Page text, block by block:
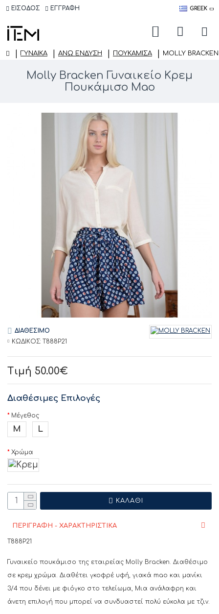
ΕΙΣΟΔΟΣ ΕΓΓΡΑΦΗ GREEK
ΓΥΝΑΙΚΑ ΆΝΩ ΈΝΔΥΣΗ ΠΟΥΚΆΜΙΣΑ MOLLY
Molly Bracken Γυναικείο Κρεμ
Πουκάμισο Mao
Τιμή 50.00€
ΔΙΑΘΕΣΙΜΟ
ΚΩΔΙΚΟΣ: T888P21
Διαθέσιμες Επιλογές
Μέγεθος
M L
Χρώμα
ΚΑΛΆΘΙ
ΠΕΡΙΓΡΑΦΗ - ΧΑΡΑΚΤΗΡΙΣΤΙΚΑ
T888P21
Γυναικείο πουκάμισο της εταιρείας Molly Bracken. Διαθέσιμο
σε κρεμ χρώμα. Διαθέτει γκοφρέ υφή, γιακά mao και μανίκι
3/4 που δένει με φιόγκο στο τελείωμα, Μια ανάλαφρη και
άνετη επιλογή που μπορεί να συνδυαστεί πολύ εύκολα με τζιν.